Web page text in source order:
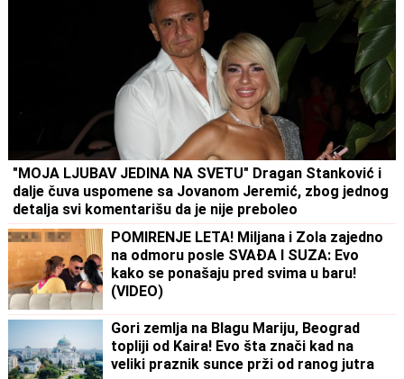
"MOJA LJUBAV JEDINA NA SVETU" Dragan Stanković i
dalje čuva uspomene sa Jovanom Jeremić, zbog jednog
detalja svi komentarišu da je nije preboleo
POMIRENJE LETA! Miljana i Zola zajedno
na odmoru posle SVAĐA I SUZA: Evo
kako se ponašaju pred svima u baru!
(VIDEO)
Gori zemlja na Blagu Mariju, Beograd
topliji od Kaira! Evo šta znači kad na
veliki praznik sunce prži od ranog jutra